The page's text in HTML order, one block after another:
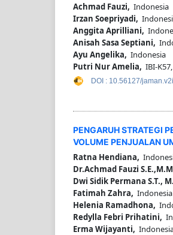
Achmad Fauzi, Indonesia
Irzan Soepriyadi,
Anggita Aprilliani,
Anisah Sasa Septiani,
Ayu Angelika, Indonesia
Putri Nur Amelia, IBI-
DOI : 10.56127/
PENGARUH STRATEGI
VOLUME PENJUALAN
Ratna Hendiana,
Dr.Achmad Fauzi
Dwi Sidik Permana S.T.,
Fatimah Zahra, Indonesia
Helenia Ramadhona,
Redylla Febri Prihatini,
Erma Wijayanti,